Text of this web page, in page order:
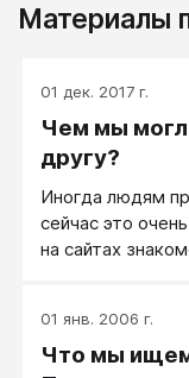
Материалы
01 дек. 2017 г.
Чем мы
другу?
Иногда людям
сейчас это
на сайтах
намеченное на
01 янв. 2006 г.
Что мы ищем